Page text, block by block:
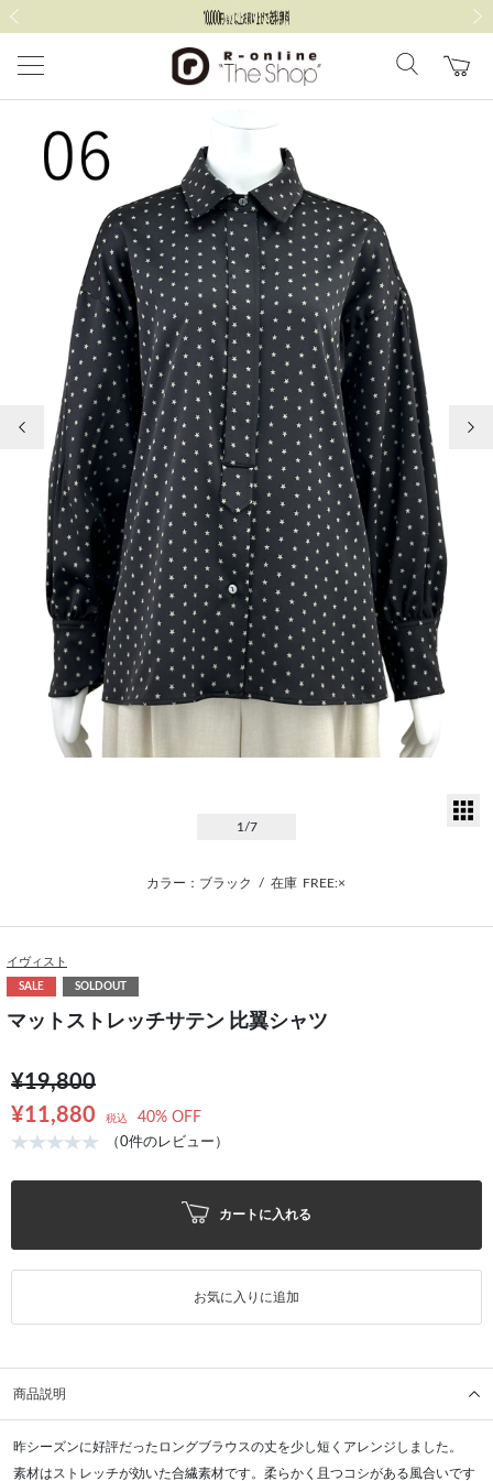
前の画像
1 /7
カラー：ブラック / 在庫 FREE:×
イヴィスト
SALE SOLDOUT
マットストレッチサテン 比翼シャツ
¥19,800
¥11,880
税込 40% OFF
（0件のレビュー）
カートに入れる
お気に入りに追加
商品説明
昨シーズンに好評だったロングブラウスの丈を少し短くアレンジしました。
素材はストレッチが効いた合繊素材です。柔らかく且つコシがある風合いです